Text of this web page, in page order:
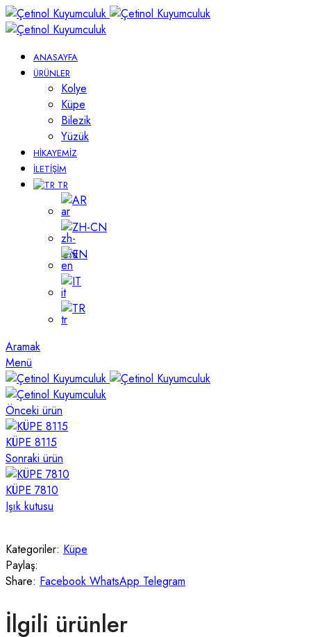
ANASAYFA
ÜRÜNLER
Kolye
Küpe
Bilezik
Yüzük
HIKAYEMIZ
İLETIŞIM
TR
AR
ZH-CN
EN
IT
TR
Aramak
Menü
Önceki ürün
KÜPE 8115
Sonraki ürün
KÜPE 7810
Işık kutusu
Kategoriler: Küpe
Paylaş:
Share: Facebook WhatsApp Telegram
İlgili ürünler